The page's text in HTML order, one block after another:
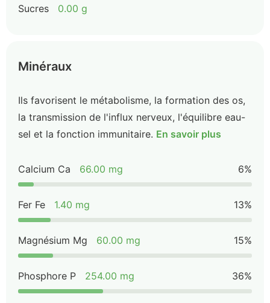
Sucres 0.00 g
Minéraux
Ils favorisent le métabolisme, la formation des os,
la transmission de l'influx nerveux, l'équilibre eau-
sel et la fonction immunitaire. En savoir plus
Calcium Ca 66.00 mg 6%
Fer Fe 1.40 mg 13%
Magnésium Mg 60.00 mg 15%
Phosphore P 254.00 mg 36%